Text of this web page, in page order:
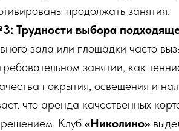
продолжать занятия.
Трудности выбора
зала или площадки часто
занятии, как
покрытия, освещения и
что аренда качественных
Клуб «Николино»